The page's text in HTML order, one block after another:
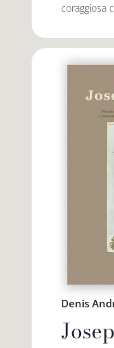
coraggiosa
Denis